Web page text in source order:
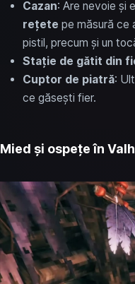
Cazan: Are nevoie și
rețete pe măsură
pistil, precum și un
Stație de gătit din
Cuptor de piatră:
ce găsești fier.
Mied și ospețe în